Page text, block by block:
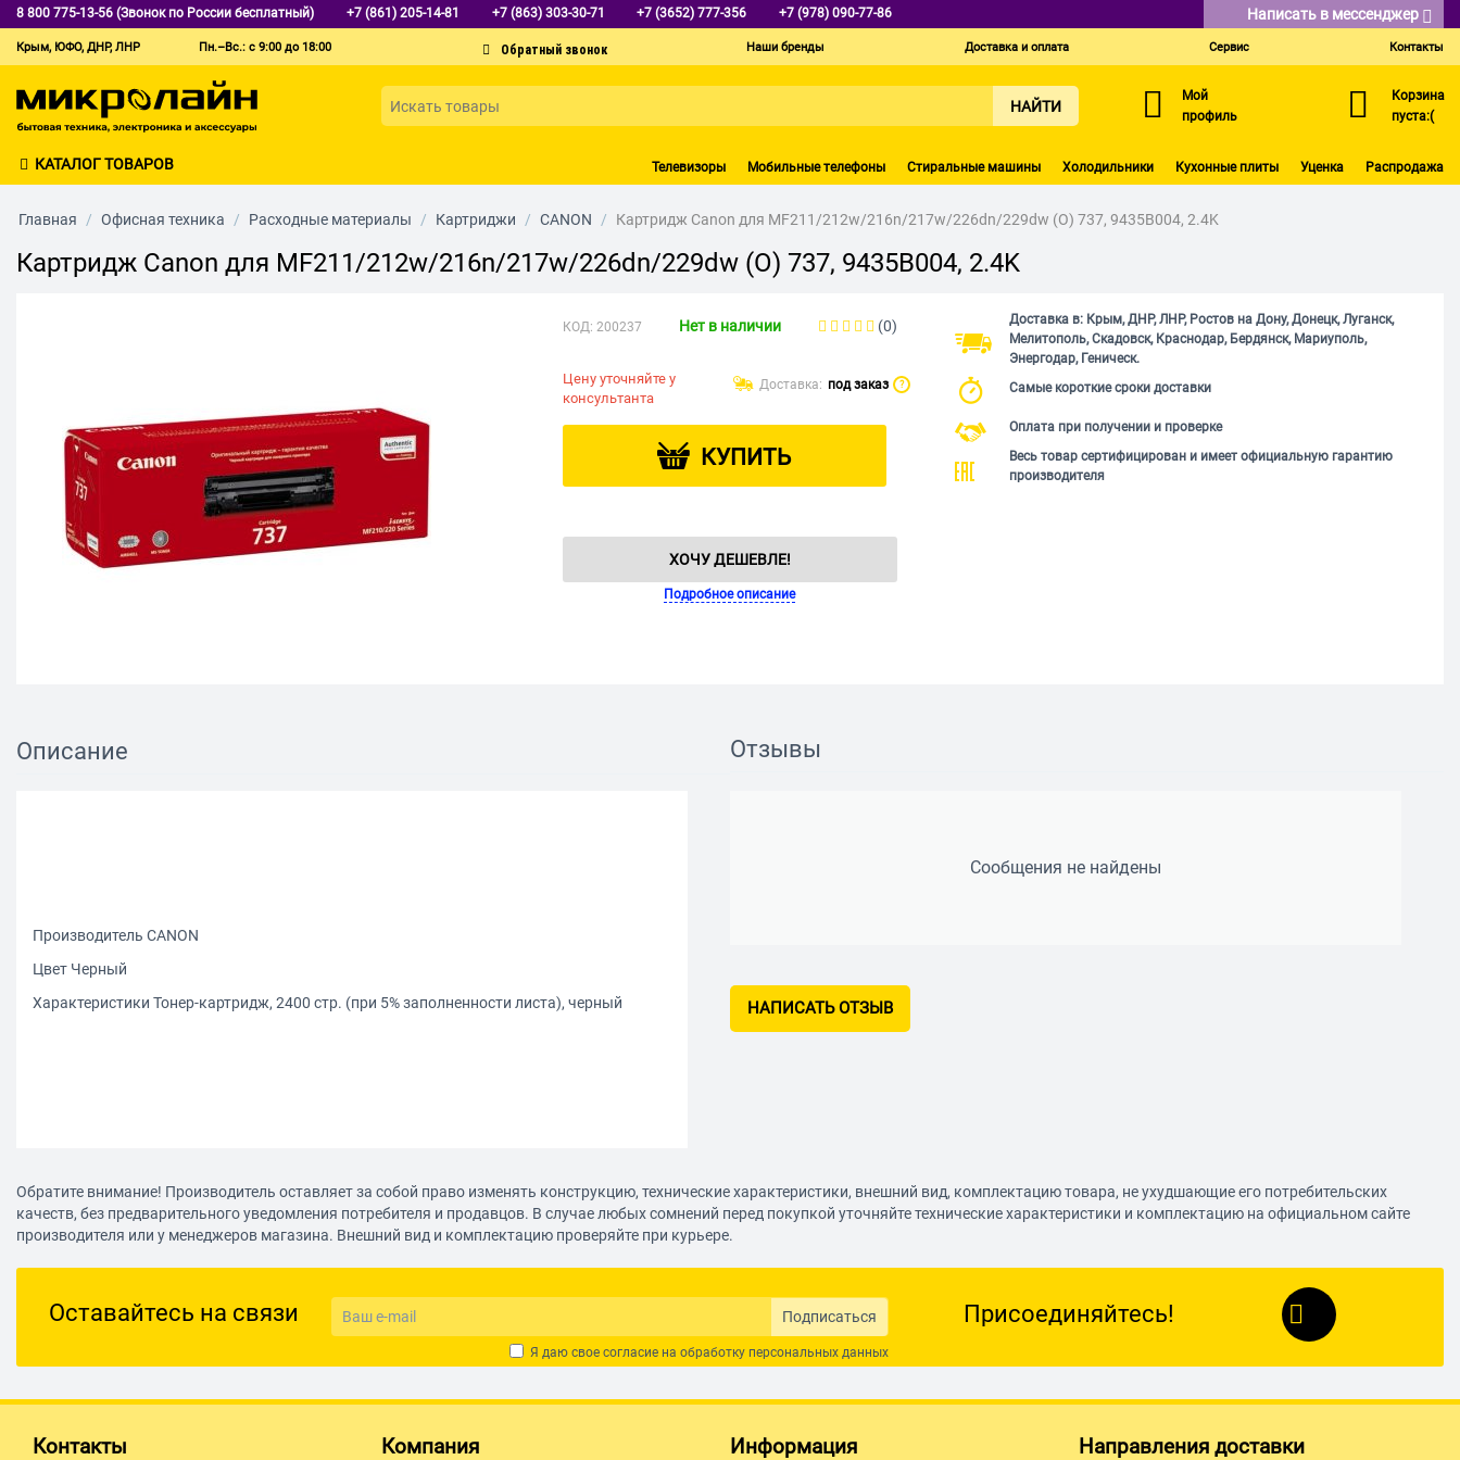
8 800 775-13-56 (Звонок по России бесплатный) +7 (861) 205-14-81 +7 (863) 303-30-71 +7 (3652) 777-356 +7 (978) 090-77-86 Написать в мессенджер
Крым, ЮФО, ДНР, ЛНР Пн.–Вс.: с 9:00 до 18:00 Наши бренды Доставка и оплата Сервис Контакты
НАЙТИ
Мой
профиль
Корзина
пуста:(
КАТАЛОГ ТОВАРОВ Телевизоры Мобильные телефоны Стиральные машины Холодильники Кухонные плиты Уценка Распродажа
Главная / Офисная техника / Расходные материалы / Картриджи / CANON / Картридж Canon для MF211/212w/216n/217w/226dn/229dw (O) 737, 9435B004, 2.4K
Картридж Canon для MF211/212w/216n/217w/226dn/229dw (O) 737, 9435B004, 2.4K
КОД: 200237 Нет в наличии (0)
Цену уточняйте у
консультанта
Доставка: под заказ ?
КУПИТЬ
ХОЧУ ДЕШЕВЛЕ!
Подробное описание
Доставка в: Крым, ДНР, ЛНР, Ростов на Дону, Донецк, Луганск,
Мелитополь, Скадовск, Краснодар, Бердянск, Мариуполь,
Энергодар, Геническ.
Самые короткие сроки доставки
Оплата при получении и проверке
Весь товар сертифицирован и имеет официальную гарантию
производителя
Описание
Производитель CANON
Цвет Черный
Характеристики Тонер-картридж, 2400 стр. (при 5% заполненности листа), черный
Отзывы
Сообщения не найдены
НАПИСАТЬ ОТЗЫВ
Обратите внимание! Производитель оставляет за собой право изменять конструкцию, технические характеристики, внешний вид, комплектацию товара, не ухудшающие его потребительских
качеств, без предварительного уведомления потребителя и продавцов. В случае любых сомнений перед покупкой уточняйте технические характеристики и комплектацию на официальном сайте
производителя или у менеджеров магазина. Внешний вид и комплектацию проверяйте при курьере.
Оставайтесь на связи Подписаться
Я даю свое согласие на обработку персональных данных
Присоединяйтесь!
Контакты Компания Информация Направления доставки